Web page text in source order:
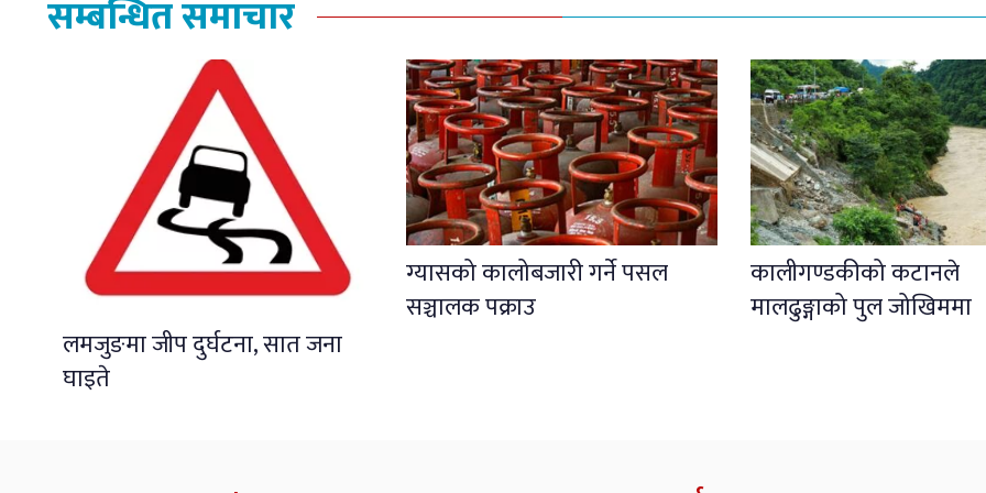
सम्बन्धित समाचार
लमजुङमा जीप दुर्घटना, सात जना
घाइते
ग्यासको कालोबजारी गर्ने पसल
सञ्चालक पक्राउ
कालीगण्डकीको कटानले
मालढुङ्गाको पुल जोखिममा